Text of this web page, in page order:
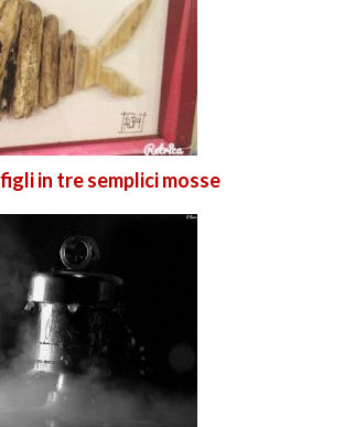
in tre semplici mosse